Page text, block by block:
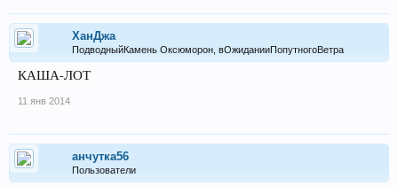
ХанДжа
ПодводныйКамень Оксюморон, вОжиданииПопутногоВетра
КАША-ЛОТ
11 янв 2014
анчутка56
Пользователи